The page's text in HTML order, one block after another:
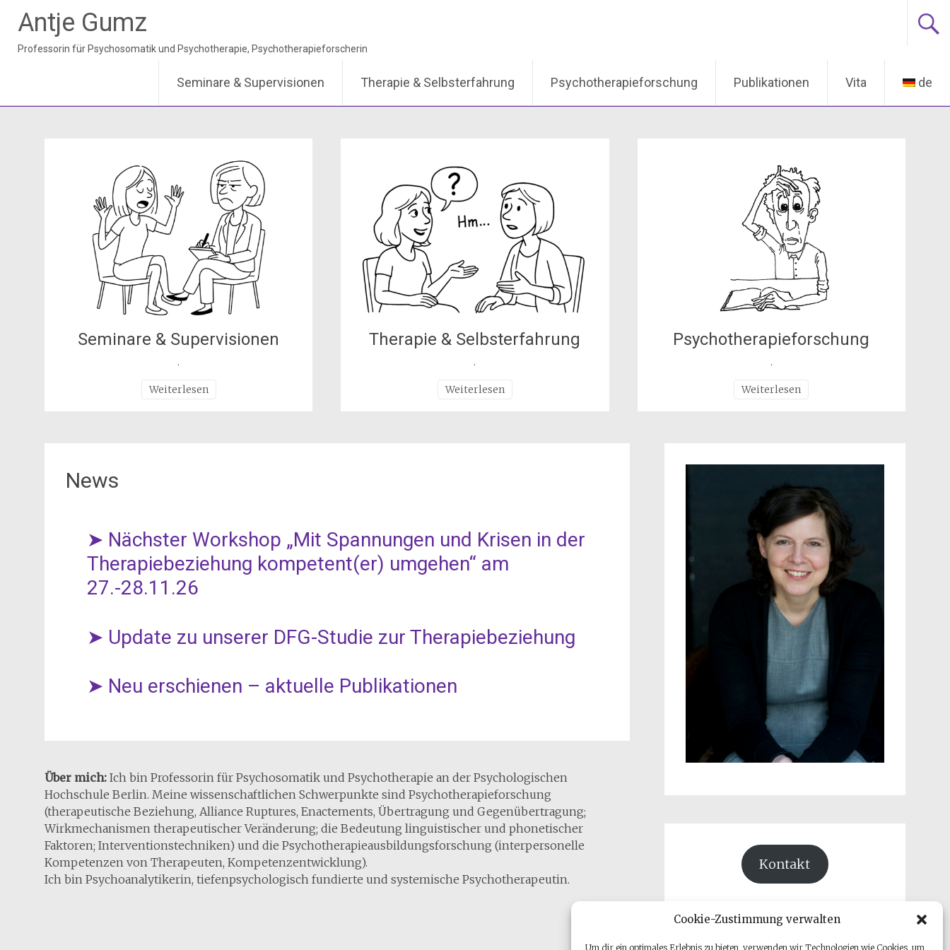
Cookie-Zustimmung verwalten
Um dir ein optimales Erlebnis zu bieten, verwenden wir Technologien wie Cookies, um
Antje Gumz
Seminare & Supervisionen Therapie & Selbsterfahrung Psychotherapieforschung Publikationen Vita de
Seminare & Supervisionen
.
Weiterlesen
Therapie & Selbsterfahrung
.
Weiterlesen
Psychotherapieforschung
.
Weiterlesen
News
➤ Nächster Workshop „Mit Spannungen und Krisen in der
Therapiebeziehung kompetent(er) umgehen“ am
27.-28.11.26
➤ Update zu unserer DFG-Studie zur Therapiebeziehung
➤ Neu erschienen – aktuelle Publikationen
Über mich: Ich bin Professorin für Psychosomatik und Psychotherapie an der Psychologischen
Hochschule Berlin. Meine wissenschaftlichen Schwerpunkte sind Psychotherapieforschung
(therapeutische Beziehung, Alliance Ruptures, Enactements, Übertragung und Gegenübertragung;
Wirkmechanismen therapeutischer Veränderung; die Bedeutung linguistischer und phonetischer
Faktoren; Interventionstechniken) und die Psychotherapieausbildungsforschung (interpersonelle
Kompetenzen von Therapeuten, Kompetenzentwicklung).
Ich bin Psychoanalytikerin, tiefenpsychologisch fundierte und systemische Psychotherapeutin.
Kontakt